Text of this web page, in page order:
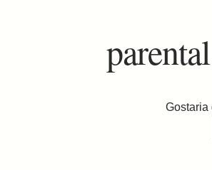
parental
Gostaria